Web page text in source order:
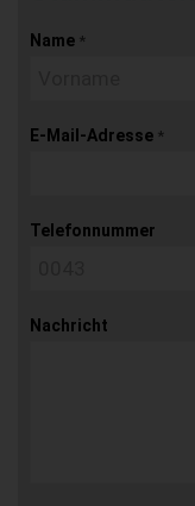
Name *
E-Mail-Adresse *
Telefonnummer
Nachricht